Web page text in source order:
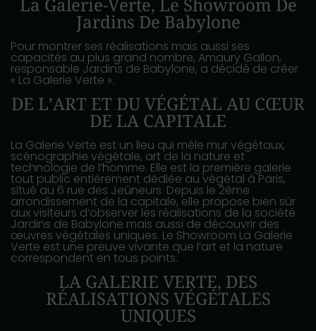
La Galerie-Verte, Le Showroom De
Jardins De Babylone
Pour montrer ses réalisations mais aussi ses
capacités au plus grand nombre, Amaury Gallon,
responsable Jardins de Babylone, a décidé de créer
« La Galerie Verte ».
DE L’ART ET DU VÉGÉTAL AU CŒUR
DE LA CAPITALE
La Galerie Verte est un lieu qui mêle mur végétaux,
scénographie végétale, art de la nature et
technologie de l’homme. Elle est la première galerie
tout public entièrement dédiée au végétal à Paris,
situé au 6 rue des Jeûneurs. Depuis le 2ème
arrondissement de la capitale, elle propose bien sûr
aux visiteurs d’observer les réalisations de la société
Jardins de Babylone mais aussi de découvrir des
œuvres végétales uniques. Le Showroom La Galerie
Verte est une preuve vivante que l’art et la nature
correspondent en tous points.
LA GALERIE VERTE, DES
RÉALISATIONS VÉGÉTALES
UNIQUES